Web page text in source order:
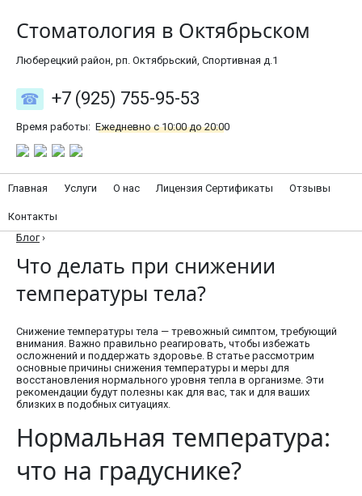
Стоматология в Октябрьском
Люберецкий район, рп. Октябрьский, Спортивная д.1
+7 (925) 755-95-53
Время работы: Ежедневно с 10:00 до 20:00
Главная Услуги О нас Лицензия Сертификаты Отзывы
Контакты
Блог ›
Что делать при снижении
температуры тела?
Снижение температуры тела — тревожный симптом, требующий
внимания. Важно правильно реагировать, чтобы избежать
осложнений и поддержать здоровье. В статье рассмотрим
основные причины снижения температуры и меры для
восстановления нормального уровня тепла в организме. Эти
рекомендации будут полезны как для вас, так и для ваших
близких в подобных ситуациях.
Нормальная температура:
что на градуснике?